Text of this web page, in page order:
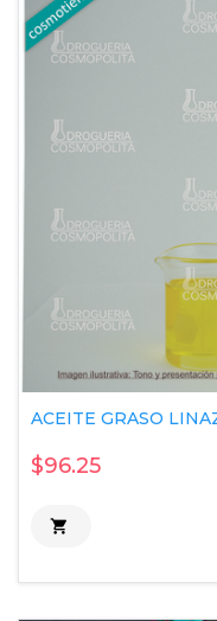
ACEITE GRASO
$96.25
